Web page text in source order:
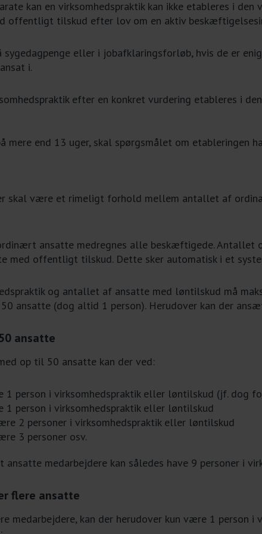
kan en virksomhedspraktik kan ikke etableres i
offentligt tilskud efter lov om en aktiv
eller i jobafklaringsforløb, hvis de er
i.
efter en konkret vurdering etableres i
mere end 13 uger, skal spørgsmålet om
skal være et rimeligt forhold mellem antallet af
ansatte medregnes alle beskæftigede. Antallet
med offentligt tilskud. Dette sker automatisk i et
og antallet af ansatte med løntilskud må
ansatte (dog altid 1 person). Herudover kan der
ansatte
op til 50 ansatte kan der ved:
person i virksomhedspraktik eller løntilskud (jf. dog
person i virksomhedspraktik eller løntilskud
2 personer i virksomhedspraktik eller løntilskud
3 personer osv.
medarbejdere kan således have 9 personer i
flere ansatte
medarbejdere, kan der herudover kun være 1